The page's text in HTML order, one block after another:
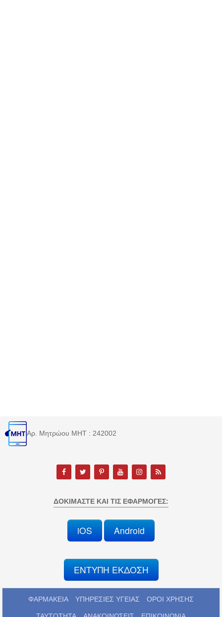
Αρ. Μητρώου MHT : 242002
ΔΟΚΙΜΆΣΤΕ ΚΑΙ ΤΙΣ ΕΦΑΡΜΟΓΈΣ:
iOS Android
ΕΝΤΥΠΗ ΕΚΔΟΣΗ
ΦΑΡΜΑΚΕΙΑ ΥΠΗΡΕΣΙΕΣ ΥΓΕΙΑΣ ΟΡΟΙ ΧΡΗΣΗΣ